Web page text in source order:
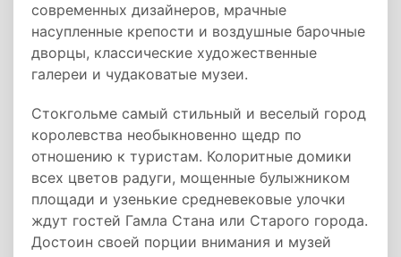
современных дизайнеров, мрачные
насупленные крепости и воздушные барочные
дворцы, классические художественные
галереи и чудаковатые музеи.
Стокгольме самый стильный и веселый город
королевства необыкновенно щедр по
отношению к туристам. Колоритные домики
всех цветов радуги, мощенные булыжником
площади и узенькие средневековые улочки
ждут гостей Гамла Стана или Старого города.
Достоин своей порции внимания и музей